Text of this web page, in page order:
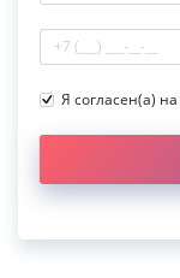
Я согласен(а) на